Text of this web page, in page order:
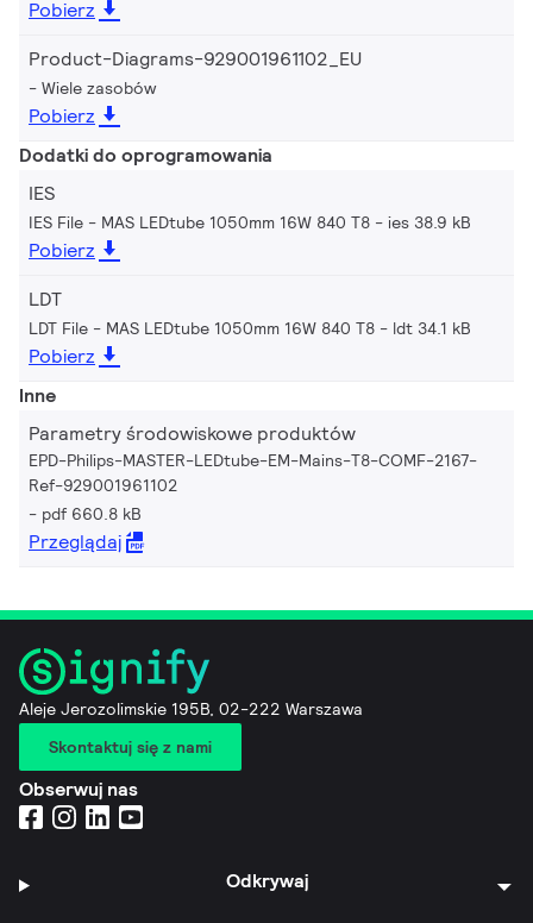
Pobierz
Product-Diagrams-929001961102_EU
Wiele zasobów
Pobierz
Dodatki do oprogramowania
IES
IES File - MAS LEDtube 1050mm 16W 840 T8 ies 38.9 kB
Pobierz
LDT
LDT File - MAS LEDtube 1050mm 16W 840 T8 ldt 34.1 kB
Pobierz
Inne
Parametry środowiskowe produktów
EPD-Philips-MASTER-LEDtube-EM-Mains-T8-COMF-2167-
Ref-929001961102
pdf 660.8 kB
Przeglądaj
Aleje Jerozolimskie 195B, 02-222 Warszawa
Skontaktuj się z nami
Obserwuj nas
Odkrywaj